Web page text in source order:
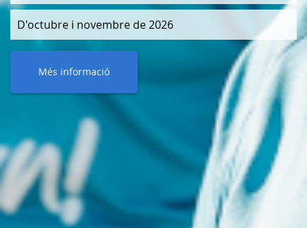
D'octubre i novembre de 2026
Més informació